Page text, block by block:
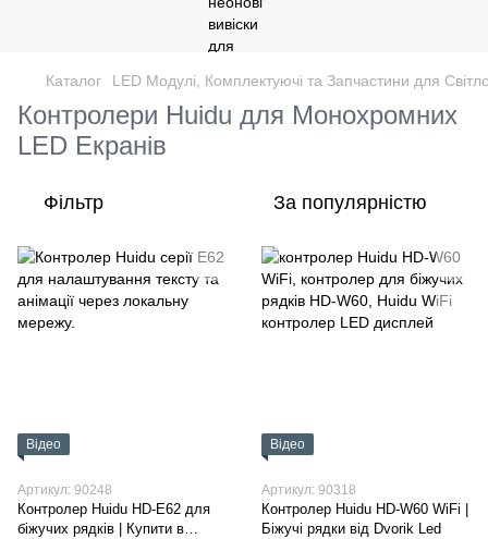
Каталог LED Модулі, Комплектуючі та Запчастини для
Контролери Huidu для Монохромних
LED Екранів
Фільтр За популярністю
Відео
Артикул: 90248
Контролер Huidu HD-E62 для
біжучих рядків | Купити в
Відео
Артикул: 90318
Контролер Huidu HD-W60 WiFi |
Біжучі рядки від Dvorik Led